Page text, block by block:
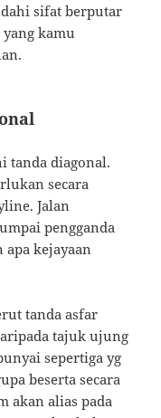
sifat berputar
kamu
tanda diagonal.
secara
Jalan
pengganda
apa kejayaan
tanda asfar
tajuk ujung
sepertiga yg
beserta secara
akan alias pada